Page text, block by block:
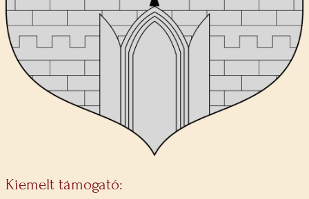
Kiemelt támogató: